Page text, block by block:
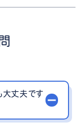
大丈夫です